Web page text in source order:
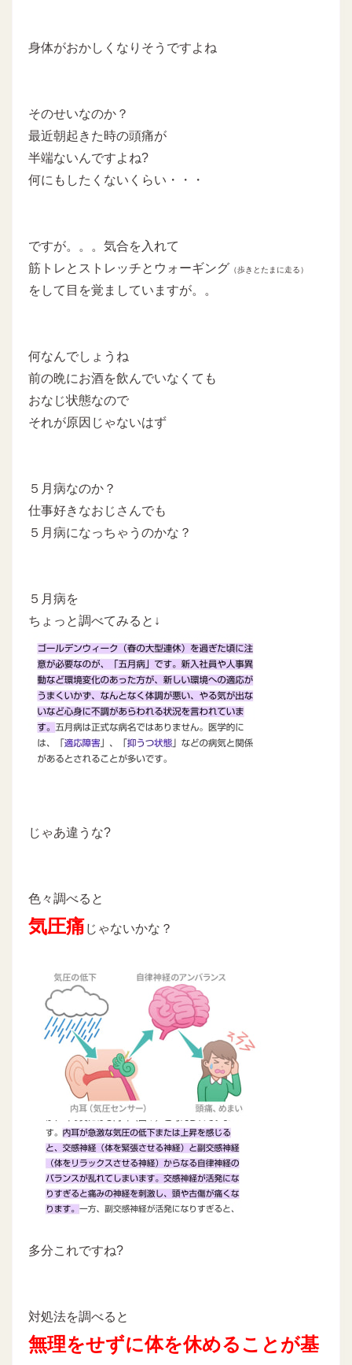
身体がおかしくなりそうですよね
そのせいなのか？
最近朝起きた時の頭痛が
半端ないんですよね?
何にもしたくないくらい・・・
ですが。。。気合を入れて
筋トレとストレッチとウォーギング （歩きとたまに走る）
をして目を覚ましていますが。。
何なんでしょうね
前の晩にお酒を飲んでいなくても
おなじ状態なので
それが原因じゃないはず
５月病なのか？
仕事好きなおじさんでも
５月病になっちゃうのかな？
５月病を
ちょっと調べてみると↓
じゃあ違うな?
色々調べると
気圧痛じゃないかな？
多分これですね?
対処法を調べると
無理をせずに体を休めることが基